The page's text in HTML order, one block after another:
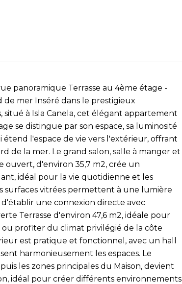
panoramique Terrasse au 4ème étage -
mer Inséré dans le prestigieux
situé à Isla Canela, cet élégant appartement
se distingue par son espace, sa luminosité
étend l'espace de vie vers l'extérieur, offrant
de la mer. Le grand salon, salle à manger et
ouvert, d'environ 35,7 m2, crée un
idéal pour la vie quotidienne et les
surfaces vitrées permettent à une lumière
une connexion directe avec
Terrasse d'environ 47,6 m2, idéale pour
profiter du climat privilégié de la côte
est pratique et fonctionnel, avec un hall
harmonieusement les espaces. Le
les zones principales du Maison, devient
idéal pour créer différents environnements